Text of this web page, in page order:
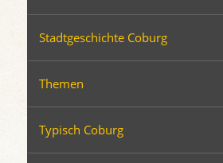
Stadtgeschichte Coburg
Themen
Typisch Coburg